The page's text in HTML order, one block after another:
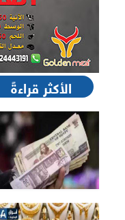
الأكثر قراءةً